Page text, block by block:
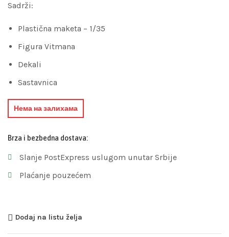
Sadrži:
Plastična maketa – 1/35
Figura Vitmana
Dekali
Sastavnica
Нема на залихама
Brza i bezbedna dostava:
Slanje PostExpress uslugom unutar Srbije
Plaćanje pouzećem
Dodaj na listu želja